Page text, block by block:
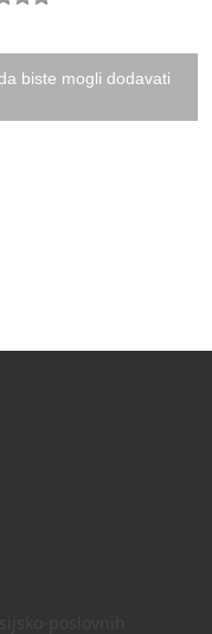
biste mogli dodavati